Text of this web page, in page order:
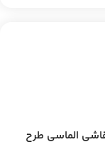
الماسی طرح